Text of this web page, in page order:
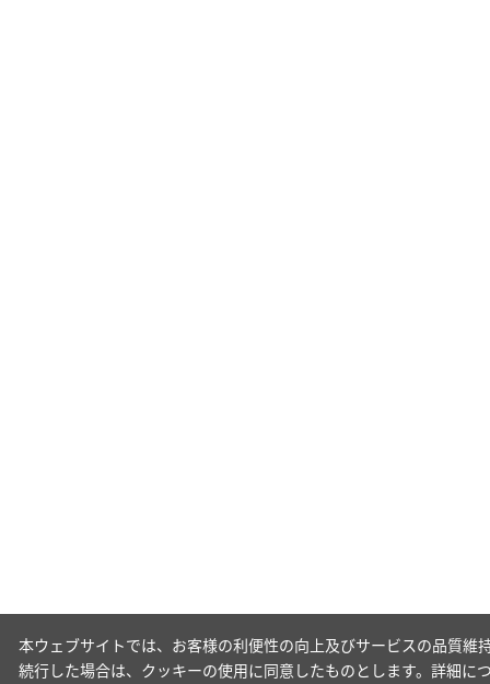
本ウェブサイトでは、お客様の利便性の向上及びサービスの品質
続行した場合は、クッキーの使用に同意したものとします。詳細